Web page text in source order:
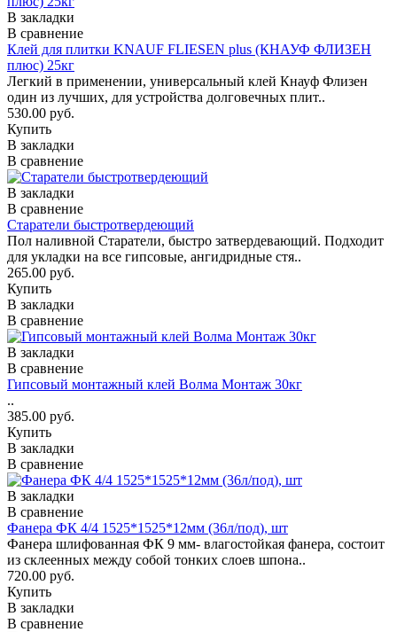
В закладки
В сравнение
Клей для плитки KNAUF FLIESEN plus (КНАУФ ФЛИЗЕН
плюс) 25кг
Легкий в применении, универсальный клей Кнауф Флизен
один из лучших, для устройства долговечных плит..
530.00 руб.
Купить
В закладки
В сравнение
В закладки
В сравнение
Старатели быстротвердеющий
Пол наливной Старатели, быстро затвердевающий. Подходит
для укладки на все гипсовые, ангидридные стя..
265.00 руб.
Купить
В закладки
В сравнение
В закладки
В сравнение
Гипсовый монтажный клей Волма Монтаж 30кг
..
385.00 руб.
Купить
В закладки
В сравнение
В закладки
В сравнение
Фанера ФК 4/4 1525*1525*12мм (36л/под), шт
Фанера шлифованная ФК 9 мм- влагостойкая фанера, состоит
из склеенных между собой тонких слоев шпона..
720.00 руб.
Купить
В закладки
В сравнение